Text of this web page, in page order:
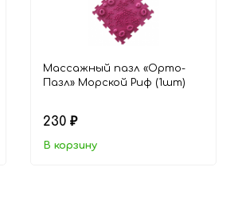
Массажный пазл «Орто-
Пазл» Морской Риф (1шт)
230 ₽
В корзину